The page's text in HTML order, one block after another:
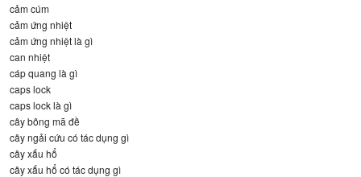
cảm cúm
cảm ứng nhiệt
cảm ứng nhiệt là gì
can nhiệt
cáp quang là gì
caps lock
caps lock là gì
cây bông mã đề
cây ngải cứu có tác dụng gì
cây xấu hổ
cây xấu hổ có tác dụng gì